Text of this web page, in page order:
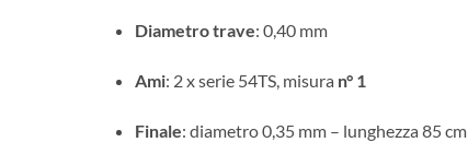
Diametro trave: 0,40 mm
Ami: 2 x serie 54TS, misura n° 1
Finale: diametro 0,35 mm – lunghezza 85 cm